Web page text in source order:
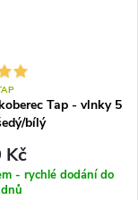
Tap - vlnky 5
bílý
Kč
- rychlé dodání do